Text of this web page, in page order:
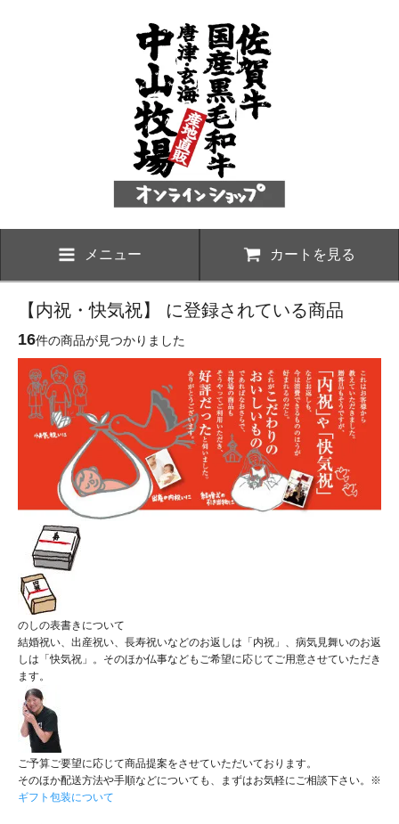
メニュー カートを見る
【内祝・快気祝】 に登録されている商品
16件の商品が見つかりました
のしの表書きについて
結婚祝い、出産祝い、長寿祝いなどのお返しは「内祝」、病気見舞いのお返
しは「快気祝」。そのほか仏事などもご希望に応じてご用意させていただき
ます。
ご予算ご要望に応じて商品提案をさせていただいております。
そのほか配送方法や手順などについても、まずはお気軽にご相談下さい。※
ギフト包装について